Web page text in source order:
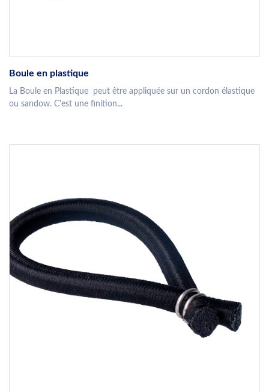
Boule en plastique
La Boule en Plastique peut être appliquée sur un cordon élastique
ou sandow. C'est une finition...